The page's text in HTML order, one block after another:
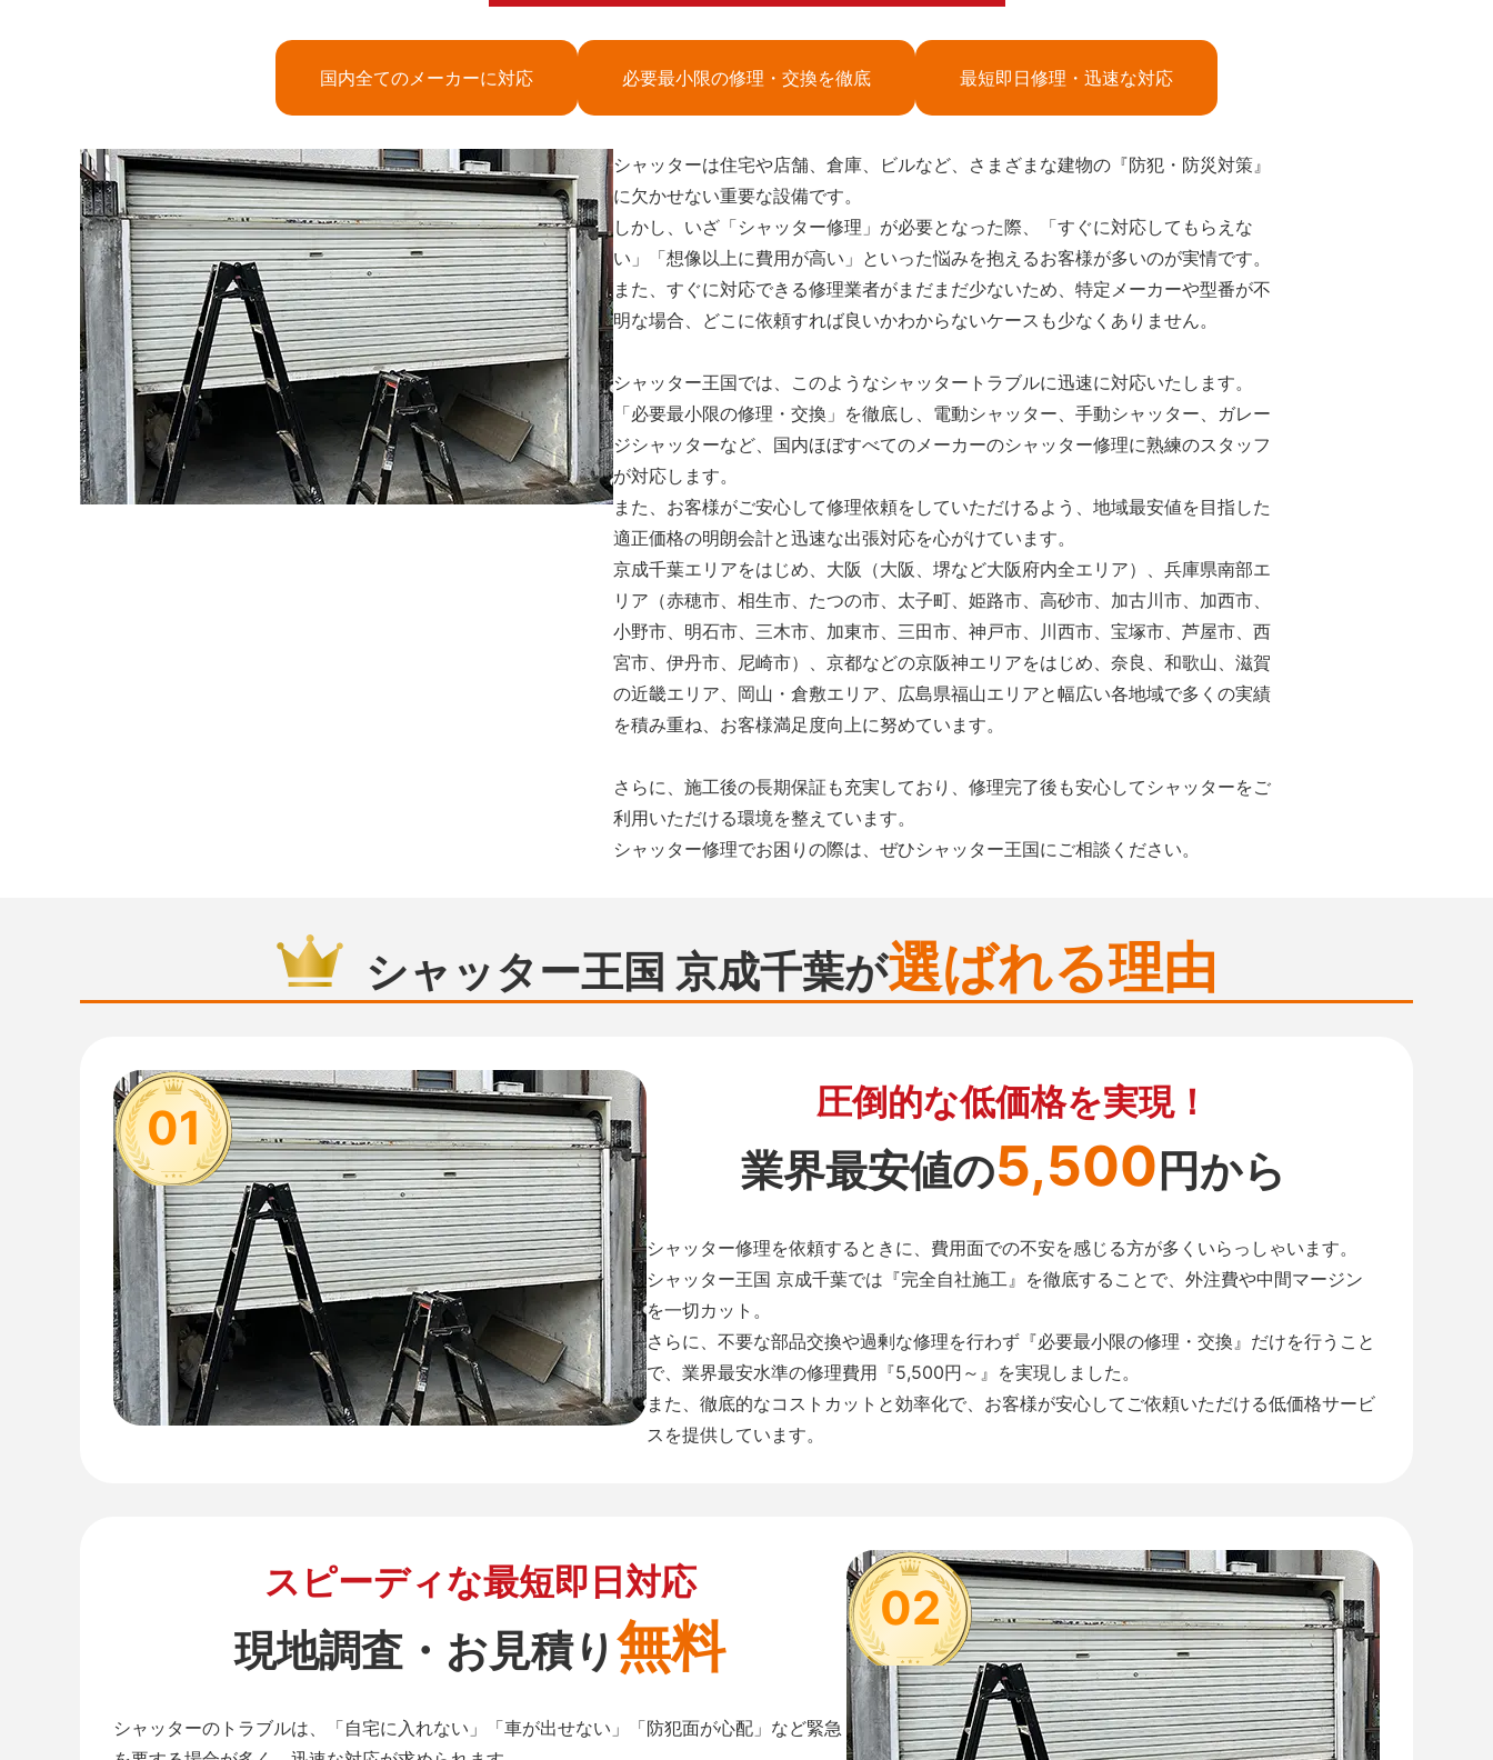
国内全てのメーカーに対応 必要最小限の修理・交換を徹底 最短即日修理・迅速な対応
シャッターは住宅や店舗、倉庫、ビルなど、さまざまな建物の『防犯・防災対策』
に欠かせない重要な設備です。
しかし、いざ「シャッター修理」が必要となった際、「すぐに対応してもらえな
い」「想像以上に費用が高い」といった悩みを抱えるお客様が多いのが実情です。
また、すぐに対応できる修理業者がまだまだ少ないため、特定メーカーや型番が不
明な場合、どこに依頼すれば良いかわからないケースも少なくありません。
シャッター王国では、このようなシャッタートラブルに迅速に対応いたします。
「必要最小限の修理・交換」を徹底し、電動シャッター、手動シャッター、ガレー
ジシャッターなど、国内ほぼすべてのメーカーのシャッター修理に熟練のスタッフ
が対応します。
また、お客様がご安心して修理依頼をしていただけるよう、地域最安値を目指した
適正価格の明朗会計と迅速な出張対応を心がけています。
京成千葉エリアをはじめ、大阪（大阪、堺など大阪府内全エリア）、兵庫県南部エ
リア（赤穂市、相生市、たつの市、太子町、姫路市、高砂市、加古川市、加西市、
小野市、明石市、三木市、加東市、三田市、神戸市、川西市、宝塚市、芦屋市、西
宮市、伊丹市、尼崎市）、京都などの京阪神エリアをはじめ、奈良、和歌山、滋賀
の近畿エリア、岡山・倉敷エリア、広島県福山エリアと幅広い各地域で多くの実績
を積み重ね、お客様満足度向上に努めています。
さらに、施工後の長期保証も充実しており、修理完了後も安心してシャッターをご
利用いただける環境を整えています。
シャッター修理でお困りの際は、ぜひシャッター王国にご相談ください。
シャッター王国 京成千葉が選ばれる理由
01 圧倒的な低価格を実現！
業界最安値の5,500円から
シャッター修理を依頼するときに、費用面での不安を感じる方が多くいらっしゃいます。
シャッター王国 京成千葉では『完全自社施工』を徹底することで、外注費や中間マージン
を一切カット。
さらに、不要な部品交換や過剰な修理を行わず『必要最小限の修理・交換』だけを行うこと
で、業界最安水準の修理費用『5,500円～』を実現しました。
また、徹底的なコストカットと効率化で、お客様が安心してご依頼いただける低価格サービ
スを提供しています。
02
スピーディな最短即日対応
現地調査・お見積り無料
シャッターのトラブルは、「自宅に入れない」「車が出せない」「防犯面が心配」など緊急